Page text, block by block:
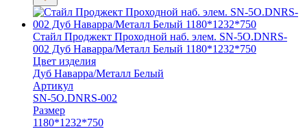
Стайл Проджект Проходной наб. элем. SN-5O.DNRS-
002 Дуб Наварра/Металл Белый 1180*1232*750
Цвет изделия
Дуб Наварра/Металл Белый
Артикул
SN-5O.DNRS-002
Размер
1180*1232*750